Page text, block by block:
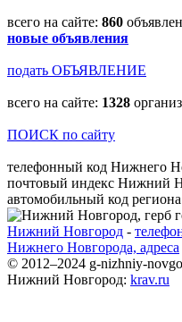
всего на сайте: 860
новые объявления
подать ОБЪЯВЛЕНИЕ
всего на сайте: 1328
ПОИСК по сайту
телефонный код Нижнего
почтовый индекс Нижний
автомобильный код
Нижний Новгород -
Нижнего Новгорода, адреса
© 2012–2024 g-nizhniy-
Нижний Новгород: krav.ru